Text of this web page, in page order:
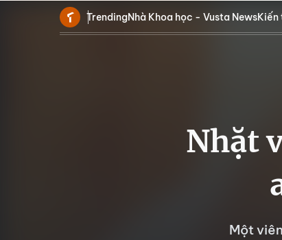
TrendingNhà Khoa học - Vusta NewsKiến
Nhặt
Một